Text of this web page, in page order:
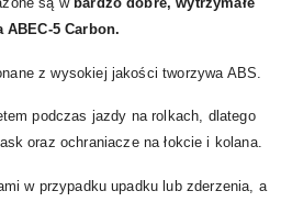
ABEC-5 Carbon.
z wysokiej jakości tworzywa ABS.
podczas jazdy na rolkach, dlatego
oraz ochraniacze na łokcie i kolana.
w przypadku upadku lub zderzenia, a